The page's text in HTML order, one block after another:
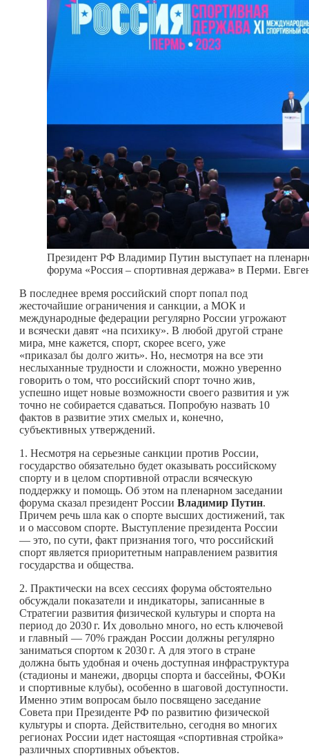
Президент РФ Владимир Путин выступает на
форума «Россия – спортивная держава» в Перми.
В последнее время российский спорт попал под
жесточайшие ограничения и санкции, а МОК и
международные федерации регулярно России угрожают
и всячески давят «на психику». В любой другой стране
мира, мне кажется, спорт, скорее всего, уже
«приказал бы долго жить». Но, несмотря на все эти
неслыханные трудности и сложности, можно уверенно
говорить о том, что российский спорт точно жив,
успешно ищет новые возможности своего развития и уж
точно не собирается сдаваться. Попробую назвать 10
фактов в развитие этих смелых и, конечно,
субъективных утверждений.
1. Несмотря на серьезные санкции против России,
государство обязательно будет оказывать российскому
спорту и в целом спортивной отрасли всяческую
поддержку и помощь. Об этом на пленарном заседании
форума сказал президент России Владимир Путин.
Причем речь шла как о спорте высших достижений, так
и о массовом спорте. Выступление президента России
— это, по сути, факт признания того, что российский
спорт является приоритетным направлением развития
государства и общества.
2. Практически на всех сессиях форума обстоятельно
обсуждали показатели и индикаторы, записанные в
Стратегии развития физической культуры и спорта на
период до 2030 г. Их довольно много, но есть ключевой
и главный — 70% граждан России должны регулярно
заниматься спортом к 2030 г. А для этого в стране
должна быть удобная и очень доступная инфраструктура
(стадионы и манежи, дворцы спорта и бассейны, ФОКи
и спортивные клубы), особенно в шаговой доступности.
Именно этим вопросам было посвящено заседание
Совета при Президенте РФ по развитию физической
культуры и спорта. Действительно, сегодня во многих
регионах России идет настоящая «спортивная стройка»
различных спортивных объектов.